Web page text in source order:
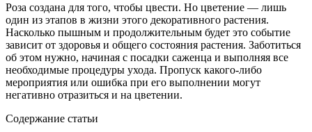
Роза создана для того, чтобы цвести. Но цветение — лишь
один из этапов в жизни этого декоративного растения.
Насколько пышным и продолжительным будет это событие
зависит от здоровья и общего состояния растения. Заботиться
об этом нужно, начиная с посадки саженца и выполняя все
необходимые процедуры ухода. Пропуск какого-либо
мероприятия или ошибка при его выполнении могут
негативно отразиться и на цветении.
Содержание статьи